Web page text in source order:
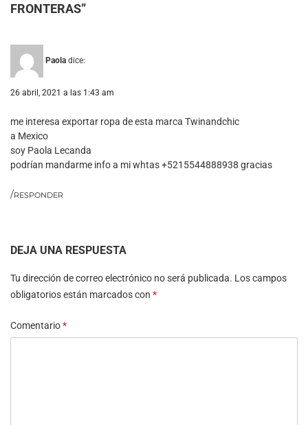
FRONTERAS”
Paola dice:
26 abril, 2021 a las 1:43 am
me interesa exportar ropa de esta marca Twinandchic
a Mexico
soy Paola Lecanda
podrían mandarme info a mi whtas +5215544888938 gracias
RESPONDER
DEJA UNA RESPUESTA
Tu dirección de correo electrónico no será publicada. Los campos
obligatorios están marcados con *
Comentario*